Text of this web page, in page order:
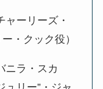
ャーリーズ・
・クック役）
ニラ・スカ